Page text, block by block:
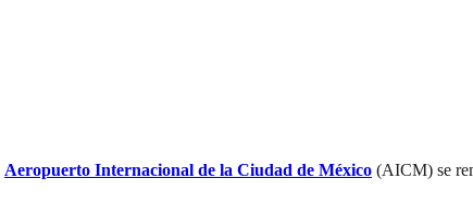
Aeropuerto Internacional de la Ciudad de México (AICM) se